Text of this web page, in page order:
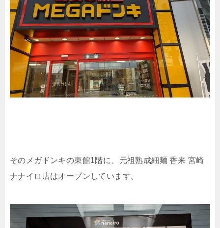
そのメガドンキの東館1階に、元祖熟成細麺 香来 宮崎
ナナイロ店はオープンしています。